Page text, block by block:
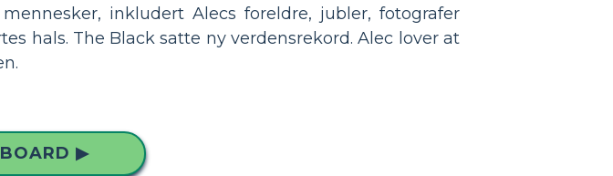
inkludert Alecs foreldre, jubler, fotografer
hals. The Black satte ny verdensrekord. Alec lover at
▶